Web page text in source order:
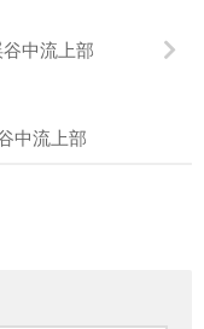
中流上部
中流上部